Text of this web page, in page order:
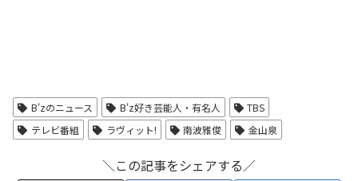
B'zのニュース B'z好き芸能人・有名人
TBS
テレビ番組
ラヴィット! 南波雅俊 金山泉
＼この記事をシェアする／